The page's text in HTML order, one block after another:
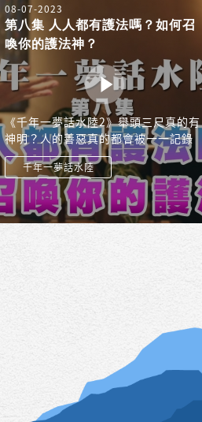
08-07-2023
第八集 人人都有護法嗎？如何召
喚你的護法神？
《千年一夢話水陸2》舉頭三尺真的有
神明？人的善惡真的都會被一一記錄
下來嗎？行走的維基百科─高老師，
與青年世代孟柔，以兩代人的視角，
帶您穿越時空，揭開水陸法會的神秘
面紗！
千年一夢話水陸